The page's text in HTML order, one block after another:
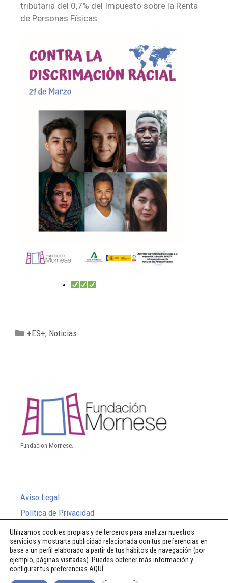
tributaria del 0,7% del Impuesto sobre la Renta
de Personas Físicas.
+ES+, Noticias
Fundacion Mornese.
Aviso Legal
Política de Privacidad
Política de Cookies
Sistema Interno de Información
Utilizamos cookies propias y de terceros para analizar nuestros
servicios y mostrarte publicidad relacionada con tus preferencias en
base a un perfil elaborado a partir de tus hábitos de navegación (por
ejemplo, páginas visitadas). Puedes obtener más información y
configurar tus preferencias AQUÍ